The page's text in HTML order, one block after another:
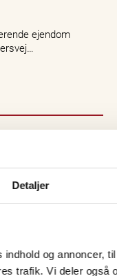
Detaljer
og annoncer,
trafik. Vi deler også
ejendom